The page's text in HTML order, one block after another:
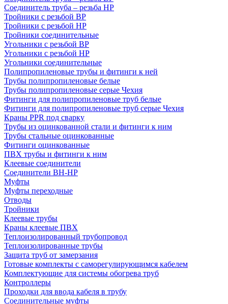
Соединитель труба – резьба НР
Тройники с резьбой ВР
Тройники с резьбой НР
Тройники соединительные
Угольники с резьбой ВР
Угольники с резьбой НР
Угольники соединительные
Полипропиленовые трубы и фитинги к ней
Трубы полипропиленовые белые
Трубы полипропиленовые серые Чехия
Фитинги для полипропиленовые труб белые
Фитинги для полипропиленовые труб серые Чехия
Краны PPR под сварку
Трубы из оцинкованной стали и фитинги к ним
Трубы стальные оцинкованные
Фитинги оцинкованные
ПВХ трубы и фитинги к ним
Клеевые соединители
Соединители ВН-НР
Муфты
Муфты переходные
Отводы
Тройники
Клеевые трубы
Краны клеевые ПВХ
Теплоизолированный трубопровод
Теплоизолированные трубы
Защита труб от замерзания
Готовые комплекты с саморегулирующимся кабелем
Комплектующие для системы обогрева труб
Контроллеры
Проходки для ввода кабеля в трубу
Соединительные муфты